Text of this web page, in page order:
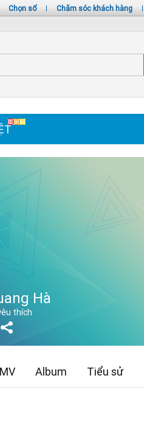
Chọn số | Chăm sóc khách hàng |
Hà
thích
MV Album Tiểu sử